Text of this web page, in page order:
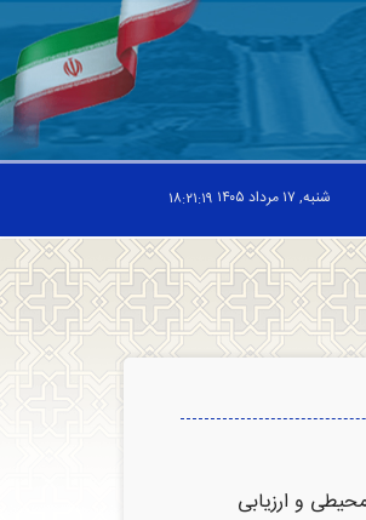
۱۸:۲۱:۲۰ شنبه, ۱۷ مرداد ۱۴۰۵
و ارزیابی